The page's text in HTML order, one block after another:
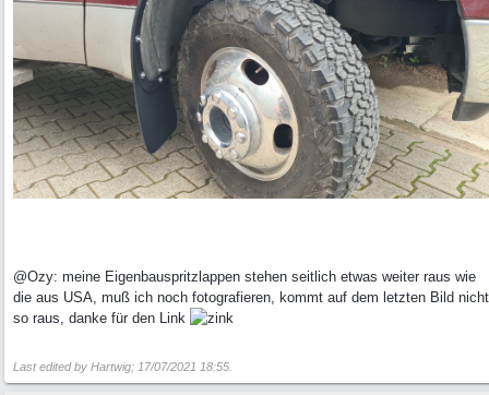
@Ozy: meine Eigenbauspritzlappen stehen seitlich etwas weiter raus wie
die aus USA, muß ich noch fotografieren, kommt auf dem letzten Bild nicht
so raus, danke für den Link
Last edited by Hartwig; 17/07/2021 18:55